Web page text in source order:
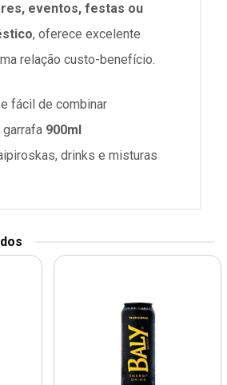
eventos, festas ou
, oferece excelente
relação custo-benefício.
fácil de combinar
garrafa 900ml
drinks e misturas